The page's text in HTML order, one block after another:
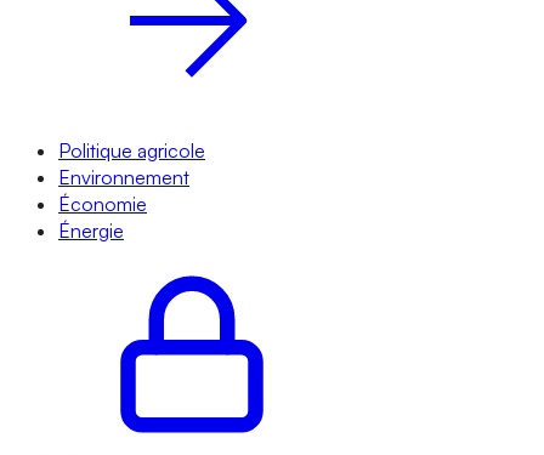
Politique agricole
Environnement
Économie
Énergie